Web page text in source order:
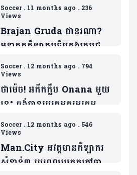
Soccer. 11 months ago . 236
Views
Brajan Gruda ជានរណា?
អនាគតកីឡាករឆ្នើមក្នុងក្រុមជម្រើ
សជាតិអាឡឺម៉ង់(មាន២វីដេអូ)
Soccer. 12 months ago . 794
Views
ថាម៉េច! អតីតក្លឹប Onana មួយ
នេះ ចង់បានរូបគេមករួមក្រុមសារ
ជាថ្មីពីបិសាចក្រហម
Soccer. 12 months ago . 546
Views
Man.City អវត្តមានកីឡាករ
សំខាន់៣ រូបពេលប្រកួតកៅឆាយ